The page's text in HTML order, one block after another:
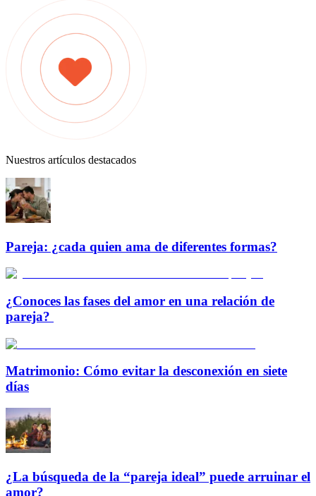
Nuestros artículos destacados
Pareja: ¿cada quien ama de diferentes formas?
¿Conoces las fases del amor en una relación de
pareja?
Matrimonio: Cómo evitar la desconexión en siete
días
¿La búsqueda de la “pareja ideal” puede arruinar el
amor?